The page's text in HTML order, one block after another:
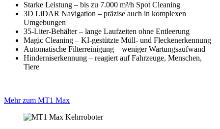
Starke Leistung – bis zu 7.000 m²/h Spot Cleaning
3D LiDAR Navigation – präzise auch in komplexen
Umgebungen
35-Liter-Behälter – lange Laufzeiten ohne Entleerung
Magic Cleaning – KI-gestützte Müll- und Fleckenerkennung
Automatische Filterreinigung – weniger Wartungsaufwand
Hinderniserkennung – reagiert auf Fahrzeuge, Menschen,
Tiere
Mehr zum MT1 Max